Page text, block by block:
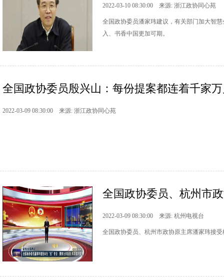
2022-03-10 08:30:00 来源: 浙江政协同心苑
全国政协委员潘家玮建议，有关部门加大智
入、书香中国更加可期。
全国政协委员殷兴山：每份提案都连着千家
2022-03-09 08:30:00 来源: 浙江政协同心苑
全国政协委员、杭州市
2022-03-09 08:30:00 来源: 杭州电视台
全国政协委员、杭州市政协原主席潘家玮接受